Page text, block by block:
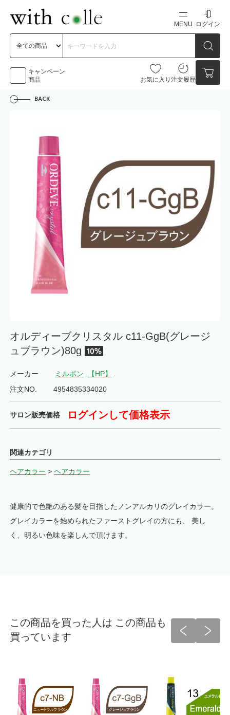
MENU
新規会員登録
ログイン
キャンペーン
商品
お気に入り 注文履歴
カートの中身を見る
BACK
オルディーブクリスタル c11-GgB(グレージ
ュブラウン)80g
メーカー ミルボン
【HP】
注文NO.
4954835334020
サロン販売価格 ログインして価格表示
関連カテゴリ
ヘアカラー >ヘアカラー
健康的で色艶のある髪を目指したノンアルカリのグレイカラー。
グレイカラーを始められたファーストグレイの方にも、 美し
く、明るい色味を楽しんで頂けます。
この商品を買った人は この商品も
買っています